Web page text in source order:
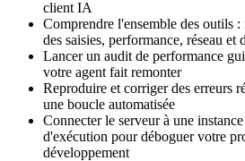
client IA
Comprendre l'ensemble des outils
des saisies, performance, réseau et
Lancer un audit de performance
votre agent fait remonter
Reproduire et corriger des erreurs
une boucle automatisée
Connecter le serveur à une
d'exécution pour déboguer votre
développement